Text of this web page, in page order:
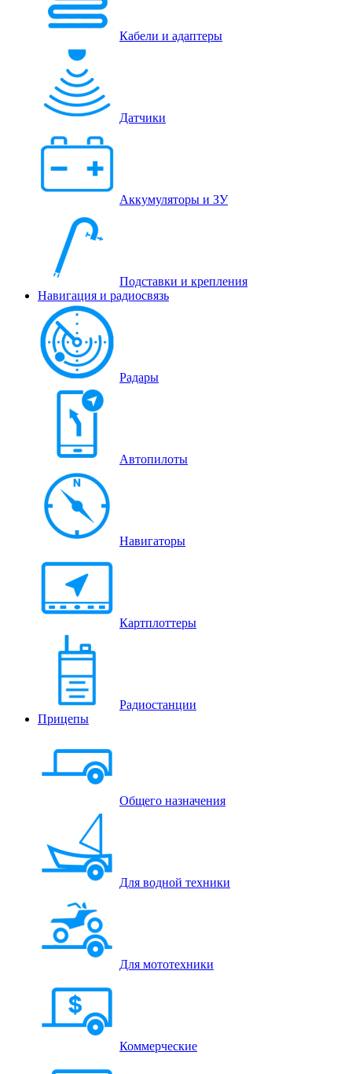
Кабели и адаптеры
Датчики
Аккумуляторы и ЗУ
Подставки и крепления
Навигация и радиосвязь
Радары
Автопилоты
Навигаторы
Картплоттеры
Радиостанции
Прицепы
Общего назначения
Для водной техники
Для мототехники
Коммерческие